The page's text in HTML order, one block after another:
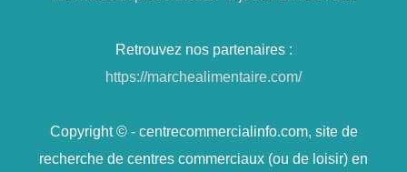
Retrouvez nos partenaires :
https://marchealimentaire.com/
Copyright © - centrecommercialinfo.com, site de
recherche de centres commerciaux (ou de loisir) en